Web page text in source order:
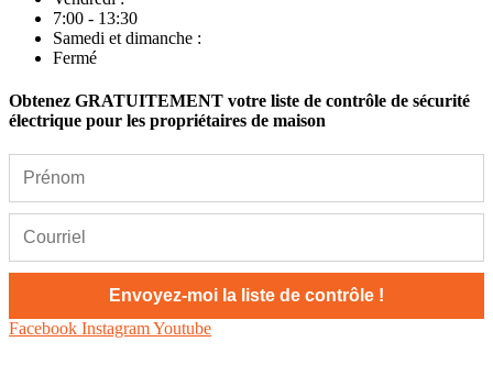
7:00 - 13:30
Samedi et dimanche :
Fermé
Obtenez GRATUITEMENT votre liste de contrôle de sécurité
électrique pour les propriétaires de maison
Facebook InstagramYoutube